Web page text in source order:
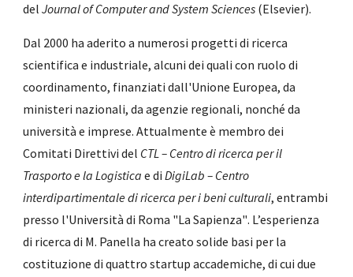
delJournal of Computer and System Sciences (Elsevier).
Dal 2000 ha aderito a numerosi progetti di ricerca
scientifica e industriale, alcuni dei quali con ruolo di
coordinamento, finanziati dall'Unione Europea, da
ministeri nazionali, da agenzie regionali, nonché da
università e imprese. Attualmente è membro dei
Comitati Direttivi del CTL – Centro di ricerca per il
Trasporto e la Logistica e diDigiLab – Centro
interdipartimentale di ricerca per i beni culturali, entrambi
presso l'Università di Roma "La Sapienza". L’esperienza
di ricerca di M. Panella ha creato solide basi per la
costituzione di quattro startup accademiche, di cui due